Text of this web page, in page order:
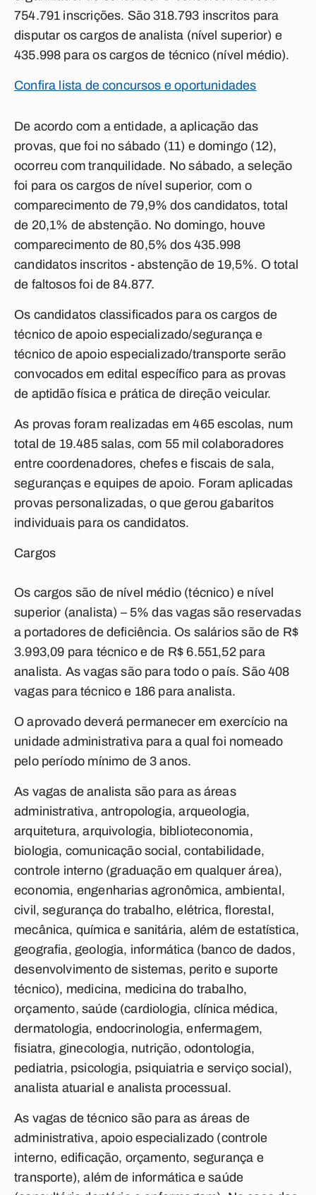
754.791 inscrições. São 318.793 inscritos para
disputar os cargos de analista (nível superior) e
435.998 para os cargos de técnico (nível médio).
Confira lista de concursos e oportunidades
De acordo com a entidade, a aplicação das
provas, que foi no sábado (11) e domingo (12),
ocorreu com tranquilidade. No sábado, a seleção
foi para os cargos de nível superior, com o
comparecimento de 79,9% dos candidatos, total
de 20,1% de abstenção. No domingo, houve
comparecimento de 80,5% dos 435.998
candidatos inscritos - abstenção de 19,5%. O total
de faltosos foi de 84.877.
Os candidatos classificados para os cargos de
técnico de apoio especializado/segurança e
técnico de apoio especializado/transporte serão
convocados em edital específico para as provas
de aptidão física e prática de direção veicular.
As provas foram realizadas em 465 escolas, num
total de 19.485 salas, com 55 mil colaboradores
entre coordenadores, chefes e fiscais de sala,
seguranças e equipes de apoio. Foram aplicadas
provas personalizadas, o que gerou gabaritos
individuais para os candidatos.
Cargos
Os cargos são de nível médio (técnico) e nível
superior (analista) – 5% das vagas são reservadas
a portadores de deficiência. Os salários são de R$
3.993,09 para técnico e de R$ 6.551,52 para
analista. As vagas são para todo o país. São 408
vagas para técnico e 186 para analista.
O aprovado deverá permanecer em exercício na
unidade administrativa para a qual foi nomeado
pelo período mínimo de 3 anos.
As vagas de analista são para as áreas
administrativa, antropologia, arqueologia,
arquitetura, arquivologia, biblioteconomia,
biologia, comunicação social, contabilidade,
controle interno (graduação em qualquer área),
economia, engenharias agronômica, ambiental,
civil, segurança do trabalho, elétrica, florestal,
mecânica, química e sanitária, além de estatística,
geografia, geologia, informática (banco de dados,
desenvolvimento de sistemas, perito e suporte
técnico), medicina, medicina do trabalho,
orçamento, saúde (cardiologia, clínica médica,
dermatologia, endocrinologia, enfermagem,
fisiatra, ginecologia, nutrição, odontologia,
pediatria, psicologia, psiquiatria e serviço social),
analista atuarial e analista processual.
As vagas de técnico são para as áreas de
administrativa, apoio especializado (controle
interno, edificação, orçamento, segurança e
transporte), além de informática e saúde